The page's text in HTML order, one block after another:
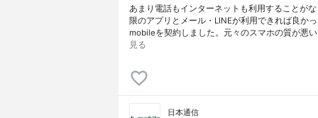
あまり電話もインターネットも利用することが
限のアプリとメール・LINEが利用できれば良か
mobileを契約しました。元々のスマホの質が悪
見る
日本通信